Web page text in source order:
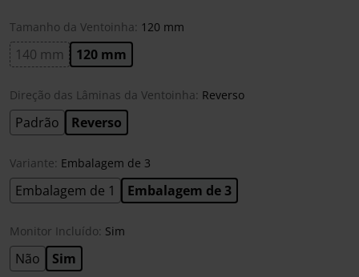
Tamanho da Ventoinha: 120 mm
140 mm 120 mm
Direção das Lâminas da Ventoinha: Reverso
Padrão Reverso
Variante: Embalagem de 3
Embalagem de 1 Embalagem de 3
Monitor Incluído: Sim
Não Sim